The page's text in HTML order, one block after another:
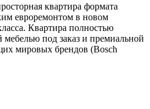
квартира формата
евроремонтом в новом
Квартира полностью
под заказ и премиальной
мировых брендов (Bosch